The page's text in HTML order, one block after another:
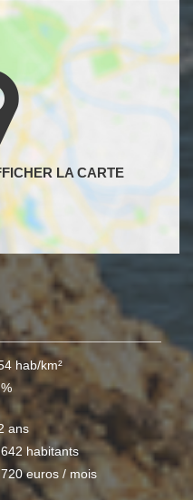
hab/km²
ans
habitants
euros / mois